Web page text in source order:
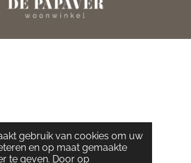
gebruik van cookies om uw
en op maat gemaakte
te geven. Door op